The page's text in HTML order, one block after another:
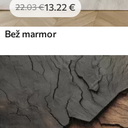
22.03€13 .22 €
Bež marmor